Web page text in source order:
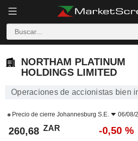
NORTHAM PLATINUM
NORTHAM PLATINUM
HOLDINGS LIMITED
Operaciones de accionistas bien
Precio de cierre Johannesburg S.E. 06/08/
260,68 ZAR -0,50 %